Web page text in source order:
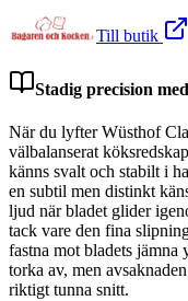
Till butik
Stadig precision
När du lyfter Wüsthof
välbalanserat
känns svalt och stabilt i
en subtil men distinkt
ljud när bladet glider
tack vare den fina
fastna mot bladets
torka av, men
riktigt tunna snitt.